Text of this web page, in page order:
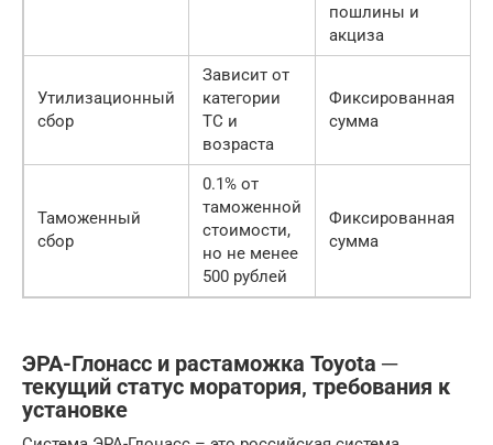
пошлины и
акциза
Утилизационный
сбор
Зависит от
категории
ТС и
возраста
Фиксированная
сумма
Таможенный
сбор
0.1% от
таможенной
стоимости,
но не менее
500 рублей
Фиксированная
сумма
ЭРА-Глонасс и растаможка Toyota ─
текущий статус моратория‚ требования к
установке